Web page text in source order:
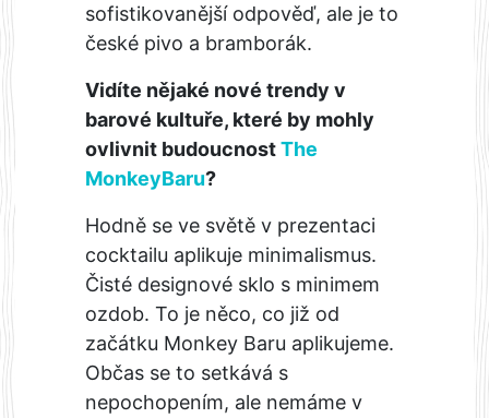
sofistikovanější odpověď, ale je to
české pivo a bramborák.
Vidíte nějaké nové trendy v
barové kultuře, které by mohly
ovlivnit budoucnostThe
MonkeyBaru?
Hodně se ve světě v prezentaci
cocktailu aplikuje minimalismus.
Čisté designové sklo s minimem
ozdob. To je něco, co již od
začátku Monkey Baru aplikujeme.
Občas se to setkává s
nepochopením, ale nemáme v